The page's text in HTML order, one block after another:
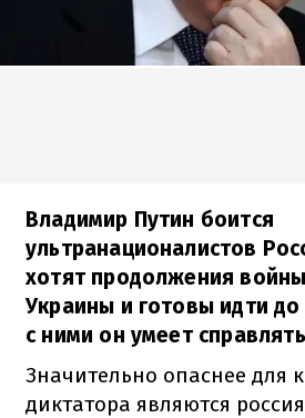
Владимир Путин боится
ультранационалистов
хотят продолжения
Украины и готовы идти
с ними он умеет
Значительно опаснее для
диктатора являются